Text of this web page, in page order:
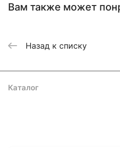
Вам также может
Назад к списку
Каталог